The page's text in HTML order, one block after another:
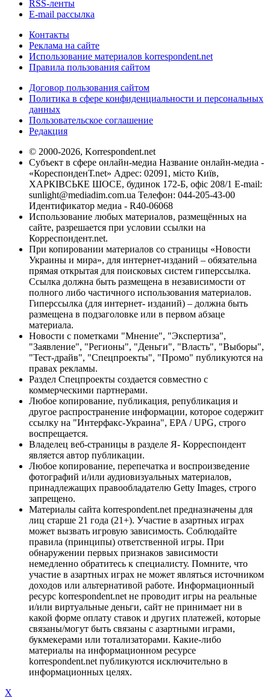
RSS-ленты
E-mail рассылка
Контакты
Реклама на сайте
Использование материалов korrespondent.net
Правила пользования сайтом
Договор пользования сайтом
Политика в сфере конфиденциальности и персональных
данных
Пользовательское соглашение
Редакция
© 2000-2026, Korrespondent.net
Субъект в сфере онлайн-медиа Название онлайн-медиа -
«КореспонденТ.net» Адрес: 02091, місто Київ,
ХАРКІВСЬКЕ ШОСЕ, будинок 172-Б, офіс 208/1 E-mail:
sunlight@mediadim.com.ua Телефон: 044-205-43-00
Идентификатор медиа - R40-06068
Использование любых материалов, размещённых на
сайте, разрешается при условии ссылки на
Корреспондент.net.
При копировании материалов со страницы «Новости
Украины и мира», для интернет-изданий – обязательна
прямая открытая для поисковых систем гиперссылка.
Ссылка должна быть размещена в независимости от
полного либо частичного использования материалов.
Гиперссылка (для интернет- изданий) – должна быть
размещена в подзаголовке или в первом абзаце
материала.
Новости с пометками "Мнение", "Экспертиза",
"Заявление", "Регионы", "Деньги", "Власть", "Выборы",
"Тест-драйв", "Спецпроекты", "Промо" публикуются на
правах рекламы.
Раздел Спецпроекты создается совместно с
коммерческими партнерами.
Любое копирование, публикация, републикация и
другое распространение информации, которое содержит
ссылку на "Интерфакс-Украина", EPA / UPG, строго
воспрещается.
Владелец веб-страницы в разделе Я- Корреспондент
является автор публикации.
Любое копирование, перепечатка и воспроизведение
фотографий и/или аудиовизуальных материалов,
принадлежащих правообладателю Getty Images, строго
запрещено.
Материалы сайта korrespondent.net предназначены для
лиц старше 21 года (21+). Участие в азартных играх
может вызвать игровую зависимость. Соблюдайте
правила (принципы) ответственной игры. При
обнаружении первых признаков зависимости
немедленно обратитесь к специалисту. Помните, что
участие в азартных играх не может являться источником
доходов или альтернативой работе. Информационный
ресурс korrespondent.net не проводит игры на реальные
и/или виртуальные деньги, сайт не принимает ни в
какой форме оплату ставок и других платежей, которые
связаны/могут быть связаны с азартными играми,
букмекерами или тотализаторами. Какие-либо
материалы на информационном ресурсе
korrespondent.net публикуются исключительно в
информационных целях.
X